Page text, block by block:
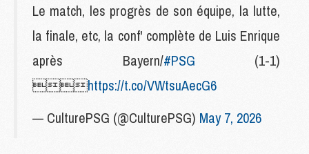
Le match, les progrès de son équipe, la lutte,
la finale, etc, la conf' complète de Luis Enrique
après Bayern/#PSG (1-1)
https://t.co/VWtsuAecG6
— CulturePSG (@CulturePSG) May 7, 2026